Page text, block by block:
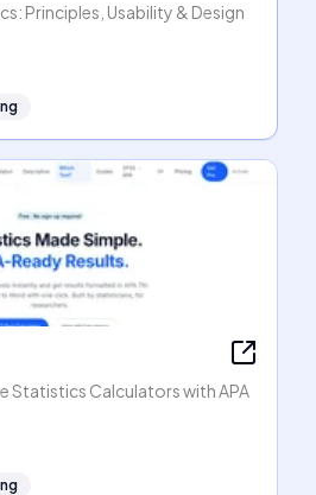
Principles, Usability & Design
Statistics Calculators with APA